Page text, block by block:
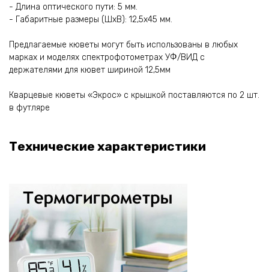
- Длина оптического пути: 5 мм.
- Габаритные размеры (ШxВ): 12,5х45 мм.
Предлагаемые кюветы могут быть использованы в любых
марках и моделях спектрофотометрах УФ/ВИД с
держателями для кювет шириной 12,5мм
Кварцевые кюветы «Экрос» с крышкой поставляются по 2 шт.
в футляре
Технические характеристики